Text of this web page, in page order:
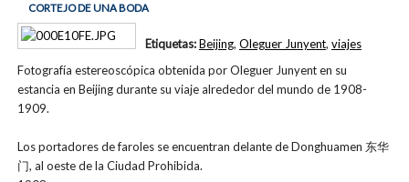
CORTEJO DE UNA BODA
Fotografía estereoscópica obtenida por Oleguer Junyent en su
estancia en Beijing durante su viaje alrededor del mundo de 1908-
1909.
Los portadores de faroles se encuentran delante de Donghuamen 东华
门, al oeste de la Ciudad Prohibida.
Etiquetas:Beijing, Oleguer Junyent, viajes